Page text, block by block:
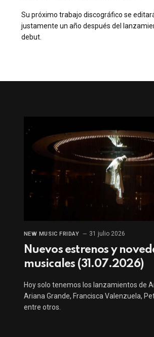
Su próximo trabajo discográfico se
justamente un año después del
debut.
NEW MUSIC FRIDAY 31 julio 2026
Nuevos estrenos y
musicales (31.07.2026)
Hoy solo tenemos los lanzamientos de
Ariana Grande, Francisca Valenzuela,
entre otros.